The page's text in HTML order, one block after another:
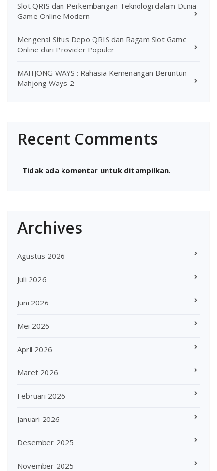
Slot QRIS dan Perkembangan Teknologi dalam Dunia
Game Online Modern
Mengenal Situs Depo QRIS dan Ragam Slot Game
Online dari Provider Populer
MAHJONG WAYS : Rahasia Kemenangan Beruntun
Mahjong Ways 2
Recent Comments
Tidak ada komentar untuk ditampilkan.
Archives
Agustus 2026
Juli 2026
Juni 2026
Mei 2026
April 2026
Maret 2026
Februari 2026
Januari 2026
Desember 2025
November 2025